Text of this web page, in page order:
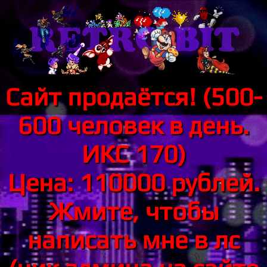
Сайт продаётся! (500-
600 человек в день.
ИКС 170)
Цена: 110000 рублей.
Жмите, чтобы
написать мне в лс